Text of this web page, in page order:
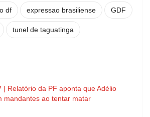
df expressao brasiliense GDF
tunel de taguatinga
| Relatório da PF aponta que Adélio
mandantes ao tentar matar